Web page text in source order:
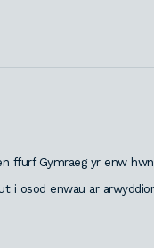
ffurf Gymraeg yr enw
i osod enwau ar